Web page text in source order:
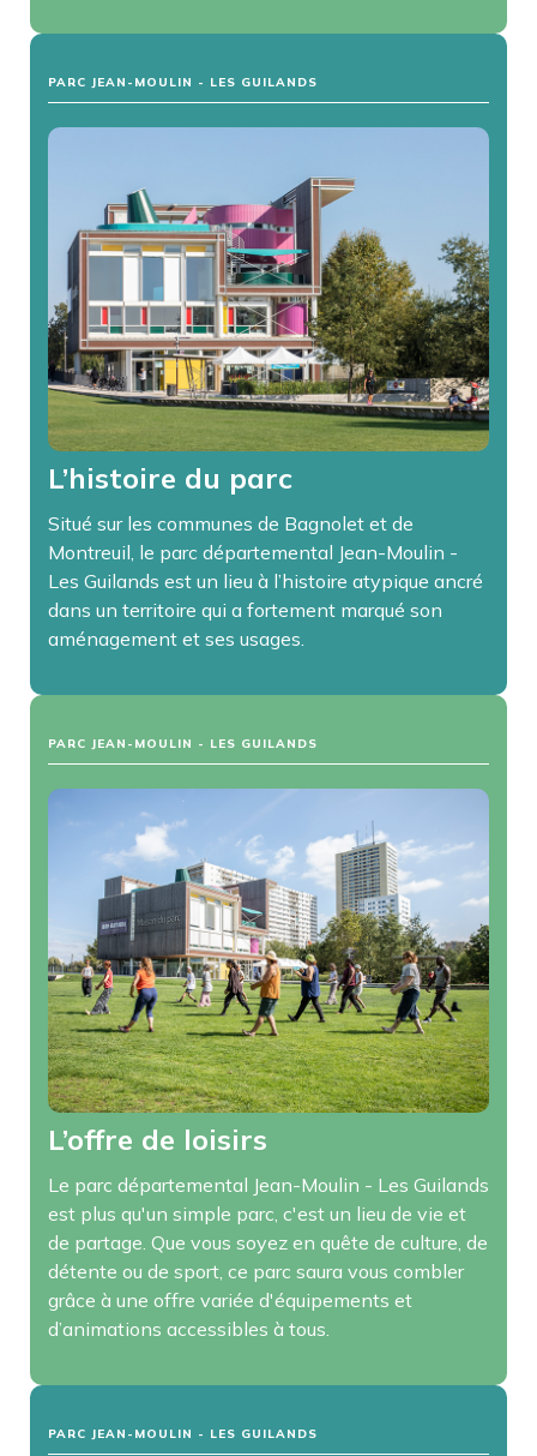
PARC JEAN-MOULIN - LES GUILANDS
L’histoire du parc
Situé sur les communes de Bagnolet et de
Montreuil, le parc départemental Jean-Moulin -
Les Guilands est un lieu à l’histoire atypique ancré
dans un territoire qui a fortement marqué son
aménagement et ses usages.
PARC JEAN-MOULIN - LES GUILANDS
L’offre de loisirs
Le parc départemental Jean-Moulin - Les Guilands
est plus qu'un simple parc, c'est un lieu de vie et
de partage. Que vous soyez en quête de culture, de
détente ou de sport, ce parc saura vous combler
grâce à une offre variée d'équipements et
d’animations accessibles à tous.
PARC JEAN-MOULIN - LES GUILANDS